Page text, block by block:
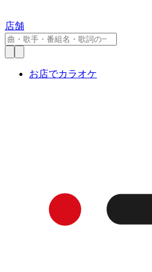
店舗
お店でカラオケ